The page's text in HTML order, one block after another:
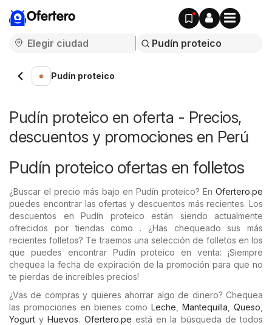
Ofertero
Pudín proteico
Pudín proteico en oferta - Precios,
descuentos y promociones en Perú
Pudín proteico ofertas en folletos
¿Buscar el precio más bajo en Pudín proteico? En Ofertero.pe
puedes encontrar las ofertas y descuentos más recientes. Los
descuentos en Pudín proteico están siendo actualmente
ofrecidos por tiendas como . ¿Has chequeado sus más
recientes folletos? Te traemos una selección de folletos en los
que puedes encontrar Pudín proteico en venta: ¡Siempre
chequea la fecha de expiración de la promoción para que no
te pierdas de increíbles precios!
¿Vas de compras y quieres ahorrar algo de dinero? Chequea
las promociones en bienes como Leche Mantequilla Queso
Yogurt yHuevos. Ofertero.pe está en la búsqueda de todos